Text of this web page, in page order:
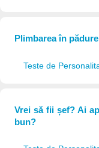
Plimbarea în
Teste de
Vrei să fii șef? Ai
bun?